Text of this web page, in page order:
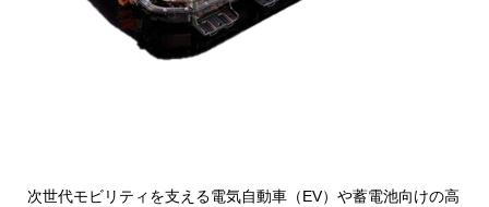
次世代モビリティを支える電気自動車（EV）や蓄電池向けの高